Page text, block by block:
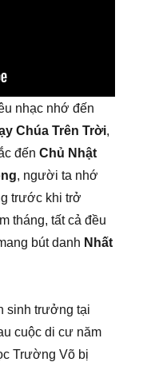
nhạc nhớ đến
Chúa Trên Trời,
đếnChủ Nhật
, người ta nhớ
trước khi trở
tháng, tất cả đều
bút danh Nhất
sinh trưởng tại
cuộc di cư năm
Trường Võ bị